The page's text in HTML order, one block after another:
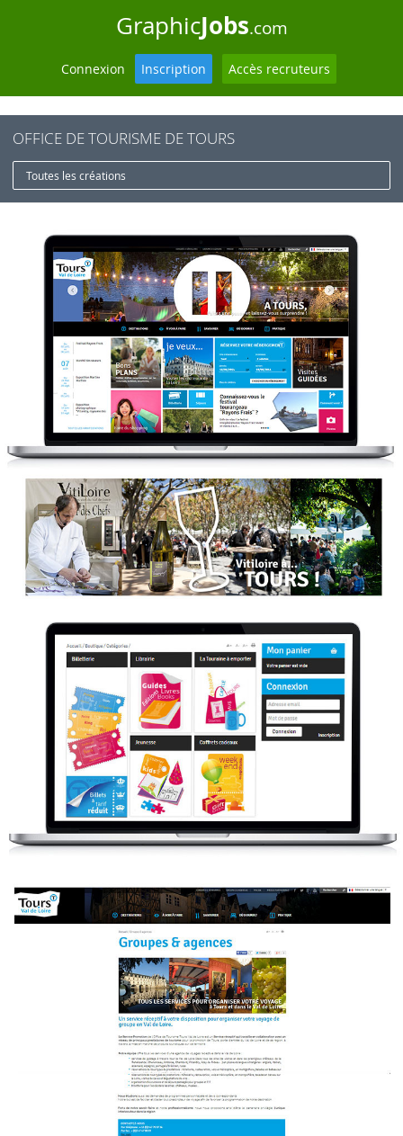
GraphicJobs.com
Connexion Inscription Accès recruteurs
OFFICE DE TOURISME DE TOURS
Toutes les créations